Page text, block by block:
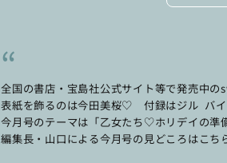
全国の書店・宝島社公式サイト等で発売中の
表紙を飾るのは今田美桜♡ 付録はジル バイ
今月号のテーマは「乙女たち♡ホリデイの準
編集長・山口による今月号の見どころはこち